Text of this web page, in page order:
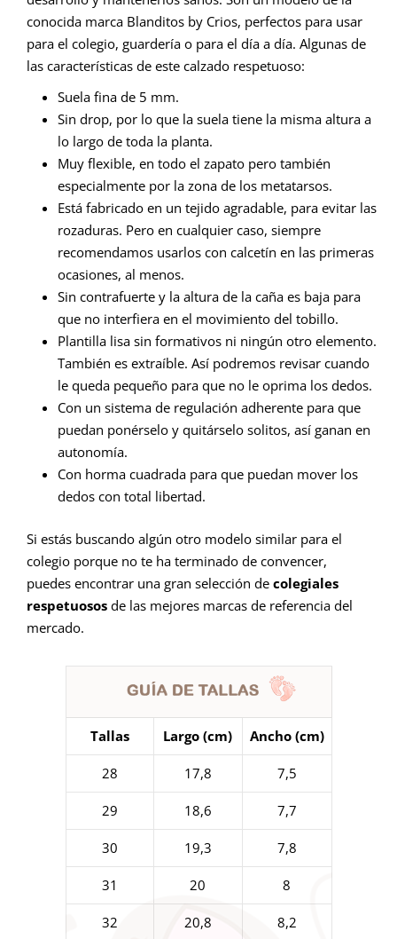
conocida marca Blanditos by Crios, perfectos para usar
para el colegio, guardería o para el día a día. Algunas de
las características de este calzado respetuoso:
Suela fina de 5 mm.
Sin drop, por lo que la suela tiene la misma altura a
lo largo de toda la planta.
Muy flexible, en todo el zapato pero también
especialmente por la zona de los metatarsos.
Está fabricado en un tejido agradable, para evitar las
rozaduras. Pero en cualquier caso, siempre
recomendamos usarlos con calcetín en las primeras
ocasiones, al menos.
Sin contrafuerte y la altura de la caña es baja para
que no interfiera en el movimiento del tobillo.
Plantilla lisa sin formativos ni ningún otro elemento.
También es extraíble. Así podremos revisar cuando
le queda pequeño para que no le oprima los dedos.
Con un sistema de regulación adherente para que
puedan ponérselo y quitárselo solitos, así ganan en
autonomía.
Con horma cuadrada para que puedan mover los
dedos con total libertad.
Si estás buscando algún otro modelo similar para el
colegio porque no te ha terminado de convencer,
puedes encontrar una gran selección de colegiales
respetuosos de las mejores marcas de referencia del
mercado.
Tallas Largo (cm) Ancho (cm)
28 17,8 7,5
29 18,6 7,7
30 19,3 7,8
31 20 8
32 20,8 8,2